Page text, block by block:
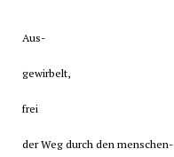
Aus-
gewirbelt,
frei
der Weg durch den menschen-